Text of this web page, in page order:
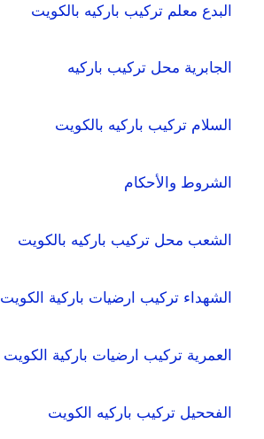
البدع معلم تركيب باركيه بالكويت
الجابرية محل تركيب باركيه
السلام تركيب باركيه بالكويت
الشروط والأحكام
الشعب محل تركيب باركيه بالكويت
الشهداء تركيب ارضيات باركية الكويت
العمرية تركيب ارضيات باركية الكويت
الفححيل تركيب باركيه الكويت